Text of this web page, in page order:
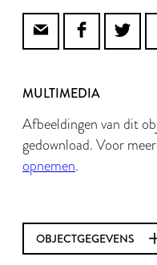
MULTIMEDIA
Afbeeldingen van dit
gedownload. Voor
opnemen.
OBJECTGEGEVENS